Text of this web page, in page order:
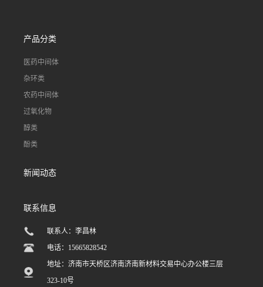
产品分类
医药中间体
杂环类
农药中间体
过氧化物
醇类
酚类
新闻动态
联系信息
联系人：李昌林
电话：15665828542
地址：济南市天桥区济南济南新材料交易中心办公楼三层
323-10号